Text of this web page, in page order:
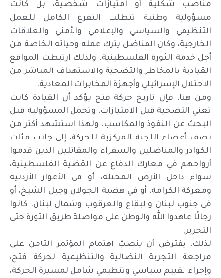
مناصب شكلية أو امتيازات شخصية، بل كانت
مسؤولية وطنية تتطلب التفرغ الكامل للعمل
التنظيمي والسياسي والإعلامي والأمني والعلاقات
الخارجية، وكان المناضل يترك عمله وحياته الخاصة من
أجل خدمة الثورة الفلسطينية. ولذلك ارتبطت المواقع
القيادية بالمخاطر والتضحية والاستهداف المباشر من
الاحتلال الإسرائيلي وأجهزة المخابرات المعادية.
ومن هنا، فإن تاريخ حركة فتح يؤكد أن القيادة كانت
تعني التضحية قبل الامتيازات، وتحمل المسؤولية قبل
البحث عن النفوذ والمكاسب. ولهذا استشهد أكثر من
نصف أعضاء اللجنة المركزية للحركة، إلى جانب مئات
الكوادر والمناضلين والسفراء والمقاتلين الذين قدموا
أرواحهم في معارك الدفاع عن القضية الفلسطينية،
سواء داخل الأرض المحتلة، أو في الأغوار الأردنية
ومعركة الكرامة، أو في هضبة الجولان وجبل الشيخ، أو
في جنوب لبنان والبقاع والعرقوب وشمال لبنان. كانوا
رجالًا عاهدوا الله والوطن على مواصلة طريق الثورة حتى
التحرير.
لذلك، يفترض أن ينصبّ اهتمام المؤتمر الثامن على
مراجعة التجربة النضالية والتنظيمية لحركة فتح،
وإجراء تقييم سياسي وتنظيمي شامل لمسيرة الحركة،